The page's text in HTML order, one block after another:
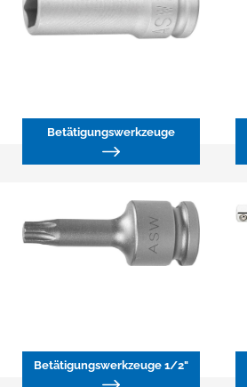
Betätigungswerkzeuge
Betätigungswerkzeuge 1/2"